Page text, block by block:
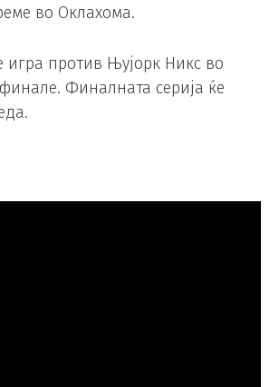
во Оклахома.
игра против Њујорк Никс во
Финалната серија ќе